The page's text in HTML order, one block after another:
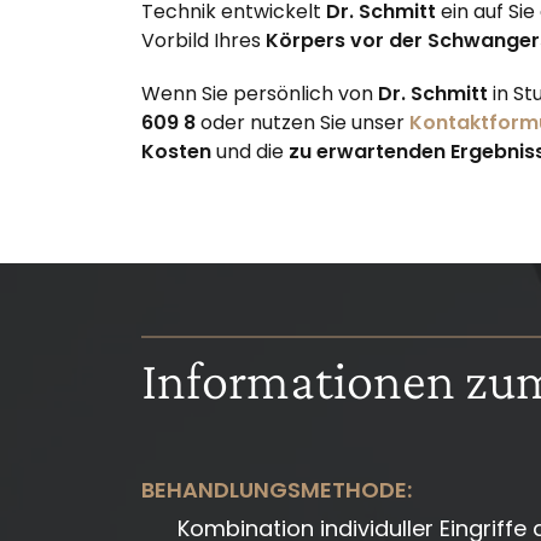
Technik entwickelt Dr. Schmitt ein auf
Vorbild Ihres Körpers vor der
Wenn Sie persönlich von Dr. Schmitt in
609 8oder nutzen Sie unser
Kostenund die zu erwartenden
Informationen
BEHANDLUNGSMETHODE:
Kombination individuller Eingriffe